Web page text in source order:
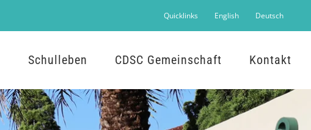
Quicklinks English Deutsch
Schulleben CDSC Gemeinschaft Kontakt